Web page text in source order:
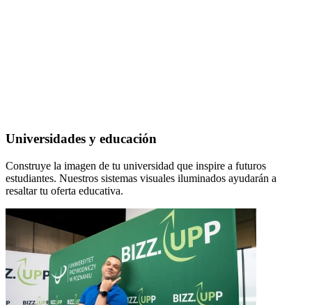
Universidades y educación
Construye la imagen de tu universidad que inspire a futuros
estudiantes. Nuestros sistemas visuales iluminados ayudarán a
resaltar tu oferta educativa.